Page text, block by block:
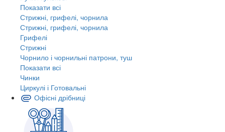
Показати всі
Стрижні, грифелі, чорнила
Стрижні, грифелі, чорнила
Грифелі
Стрижні
Чорнило і чорнильні патрони, туш
Показати всі
Чинки
Циркулі і Готовальні
Офісні дрібниці